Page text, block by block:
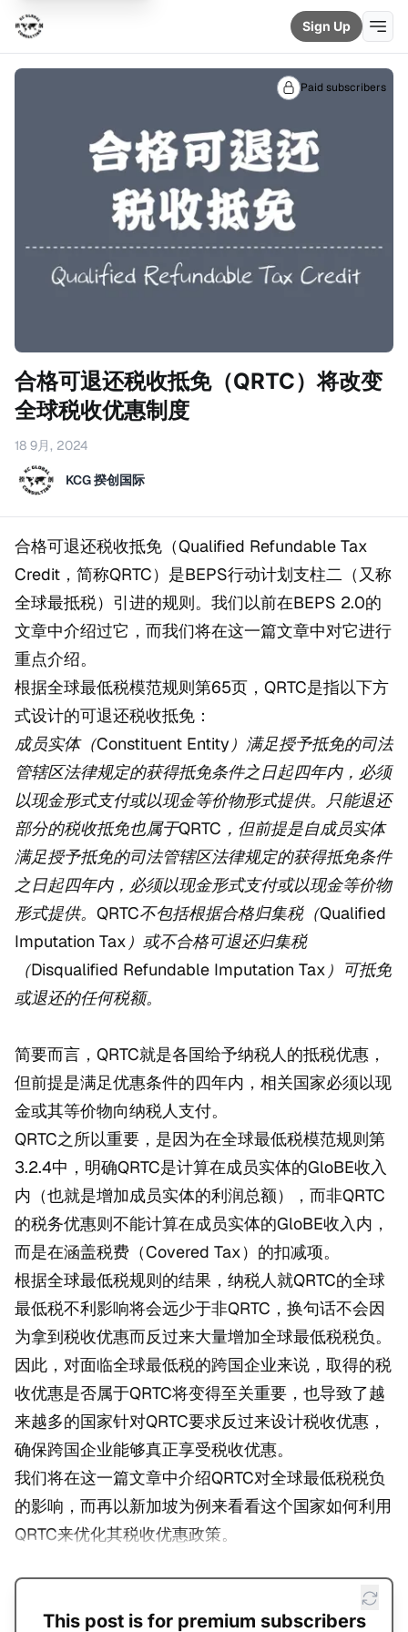
Sign Up
Paid subscribers
合格可退还税收抵免（QRTC）将改变
全球税收优惠制度
18 9月, 2024
KCG 揆创国际
合格可退还税收抵免（Qualified Refundable Tax
Credit，简称QRTC）是BEPS行动计划支柱二（又称
全球最抵税）引进的规则。我们以前在BEPS 2.0的
文章中介绍过它，而我们将在这一篇文章中对它进行
重点介绍。
根据全球最低税模范规则第65页，QRTC是指以下方
式设计的可退还税收抵免：
成员实体（Constituent Entity）满足授予抵免的司法
管辖区法律规定的获得抵免条件之日起四年内，必须
以现金形式支付或以现金等价物形式提供。只能退还
部分的税收抵免也属于QRTC，但前提是自成员实体
满足授予抵免的司法管辖区法律规定的获得抵免条件
之日起四年内，必须以现金形式支付或以现金等价物
形式提供。QRTC不包括根据合格归集税（Qualified
Imputation Tax）或不合格可退还归集税
（Disqualified Refundable Imputation Tax）可抵免
或退还的任何税额。
简要而言，QRTC就是各国给予纳税人的抵税优惠，
但前提是满足优惠条件的四年内，相关国家必须以现
金或其等价物向纳税人支付。
QRTC之所以重要，是因为在全球最低税模范规则第
3.2.4中，明确QRTC是计算在成员实体的GloBE收入
内（也就是增加成员实体的利润总额），而非QRTC
的税务优惠则不能计算在成员实体的GloBE收入内，
而是在涵盖税费（Covered Tax）的扣减项。
根据全球最低税规则的结果，纳税人就QRTC的全球
最低税不利影响将会远少于非QRTC，换句话不会因
为拿到税收优惠而反过来大量增加全球最低税税负。
因此，对面临全球最低税的跨国企业来说，取得的税
收优惠是否属于QRTC将变得至关重要，也导致了越
来越多的国家针对QRTC要求反过来设计税收优惠，
确保跨国企业能够真正享受税收优惠。
我们将在这一篇文章中介绍QRTC对全球最低税税负
的影响，而再以新加坡为例来看看这个国家如何利用
QRTC来优化其税收优惠政策。
This post is for premium subscribers